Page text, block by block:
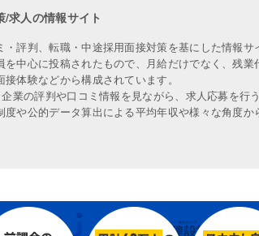
求人の情報サイト
評判、転職・中途採用面接対策を基にした情報
中心に投稿されたもので、月給だけでなく、残
体験などから構成されています。
の評判や口コミ情報を見ながら、求人応募を行
や公的データ算出による平均年収や様々な角度